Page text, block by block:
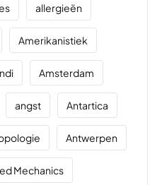
allergieën
Amerikanistiek
Amsterdam
angst Antartica
Antwerpen
Mechanics